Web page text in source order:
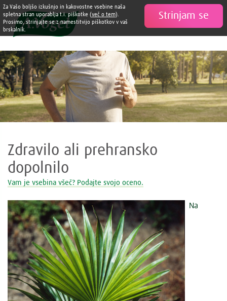

Zdravilo ali prehransko
dopolnilo
Vam je vsebina všeč? Podajte svojo oceno.
Na
Strinjam se
Za Vašo boljšo izkušnjo in kakovostne vsebine naša
spletna stran uporablja t.i. piškotke (več o tem).
Prosimo, strinjajte se z namestitvijo piškotkov v vaš
brskalnik.